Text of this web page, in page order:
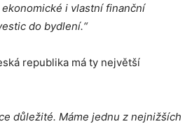
i vlastní finanční
do bydlení.“
republika má ty největší
důležité. Máme jednu z nejnižších